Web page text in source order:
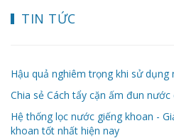
TIN TỨC
Hậu quả nghiêm trọng khi sử
Chia sẻ Cách tẩy cặn ấm đun
Hệ thống lọc nước giếng khoan -
khoan tốt nhất hiện nay